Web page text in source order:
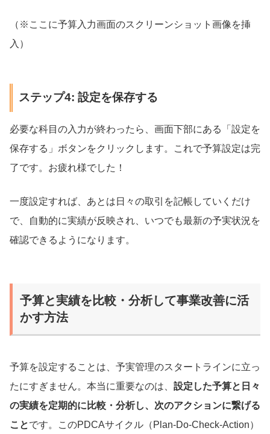
（※ここに予算入力画面のスクリーンショット画像を挿
入）
ステップ4: 設定を保存する
必要な科目の入力が終わったら、画面下部にある「設定を
保存する」ボタンをクリックします。これで予算設定は完
了です。お疲れ様でした！
一度設定すれば、あとは日々の取引を記帳していくだけ
で、自動的に実績が反映され、いつでも最新の予実状況を
確認できるようになります。
予算と実績を比較・分析して事業改善に活
かす方法
予算を設定することは、予実管理のスタートラインに立っ
たにすぎません。本当に重要なのは、 設定した予算と日々
の実績を定期的に比較・分析し、次のアクションに繋げる
ことです。このPDCAサイクル（Plan-Do-Check-Action）